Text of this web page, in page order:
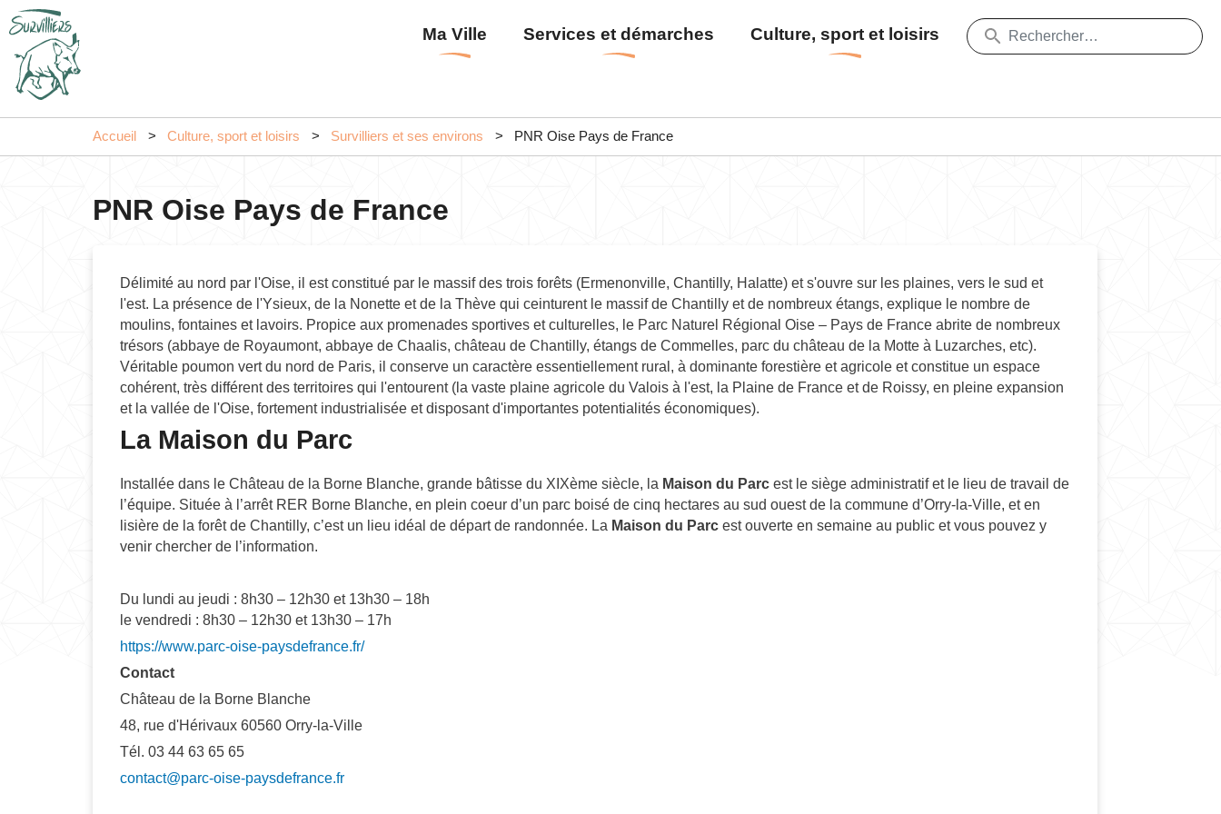
au
contenu
Menu
principal
Ma Ville Services et démarches Culture, sport et loisirs
Accueil Culture, sport et loisirs Survilliers et ses environs PNR Oise Pays de France
PNR Oise Pays de France
Délimité au nord par l'Oise, il est constitué par le massif des trois forêts (Ermenonville, Chantilly, Halatte) et s'ouvre sur les plaines, vers le sud et
l'est. La présence de l'Ysieux, de la Nonette et de la Thève qui ceinturent le massif de Chantilly et de nombreux étangs, explique le nombre de
moulins, fontaines et lavoirs. Propice aux promenades sportives et culturelles, le Parc Naturel Régional Oise – Pays de France abrite de nombreux
trésors (abbaye de Royaumont, abbaye de Chaalis, château de Chantilly, étangs de Commelles, parc du château de la Motte à Luzarches, etc).
Véritable poumon vert du nord de Paris, il conserve un caractère essentiellement rural, à dominante forestière et agricole et constitue un espace
cohérent, très différent des territoires qui l'entourent (la vaste plaine agricole du Valois à l'est, la Plaine de France et de Roissy, en pleine expansion
et la vallée de l'Oise, fortement industrialisée et disposant d'importantes potentialités économiques).
La Maison du Parc
Installée dans le Château de la Borne Blanche, grande bâtisse du XIXème siècle, la Maison du Parc est le siège administratif et le lieu de travail de
l’équipe. Située à l’arrêt RER Borne Blanche, en plein coeur d’un parc boisé de cinq hectares au sud ouest de la commune d’Orry-la-Ville, et en
lisière de la forêt de Chantilly, c’est un lieu idéal de départ de randonnée. La Maison du Parc est ouverte en semaine au public et vous pouvez y
venir chercher de l’information.
Du lundi au jeudi : 8h30 – 12h30 et 13h30 – 18h
le vendredi : 8h30 – 12h30 et 13h30 – 17h
https://www.parc-oise-paysdefrance.fr/
Contact
Château de la Borne Blanche
48, rue d'Hérivaux 60560 Orry-la-Ville
Tél. 03 44 63 65 65
contact@parc-oise-paysdefrance.fr